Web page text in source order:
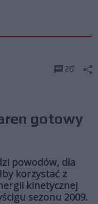
26
gotowy
powodów, dla
korzystać z
kinetycznej
sezonu 2009.